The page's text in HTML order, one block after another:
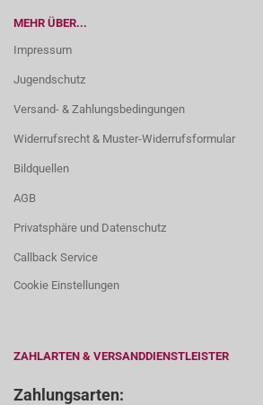
MEHR ÜBER...
Impressum
Jugendschutz
Versand- & Zahlungsbedingungen
Widerrufsrecht & Muster-Widerrufsformular
Bildquellen
AGB
Privatsphäre und Datenschutz
Callback Service
Cookie Einstellungen
ZAHLARTEN & VERSANDDIENSTLEISTER
Zahlungsarten: